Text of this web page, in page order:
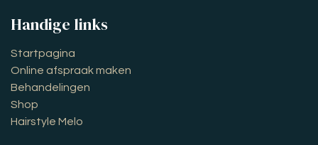
Handige links
Startpagina
Online afspraak maken
Behandelingen
Shop
Hairstyle Melo